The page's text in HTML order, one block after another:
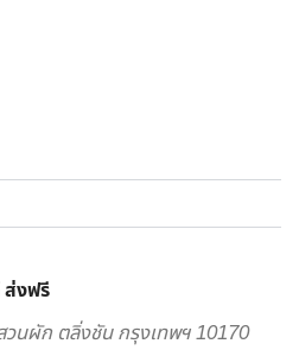
อวยพรวันเกิด, กระเช้าดอกไม้
งขวัญอีกหลายรูปแบบ ก็มั่นใจ
นดอกไม้ ของเราได้เลย
นในงานรับจัดดอกไม้ เพื่อให้ทุกผล
รายังใส่ใจในด้านบริการส่งดอกไม้
นส่งสินค้าของจากร้านของเรา
อกไม้เป็นพิเศษ สามารถดูแลรักษา
รณ์ที่สุด เพราะเรา คือ ร้านดอกไม้
บโจทย์ไลฟ์สไตล์ของคนยุคใหม่
มในแห่งเดียว
ส่งฟรี
นผัก ตลิ่งชัน กรุงเทพฯ 10170